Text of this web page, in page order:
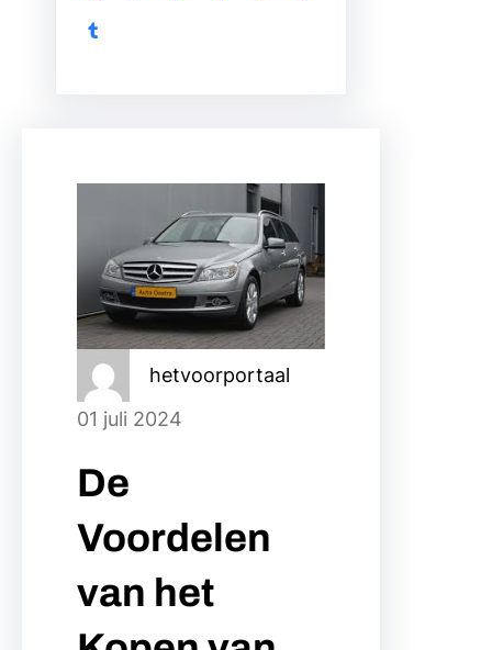
Tumblr
hetvoorportaal
01 juli 2024
De
Voordelen
van het